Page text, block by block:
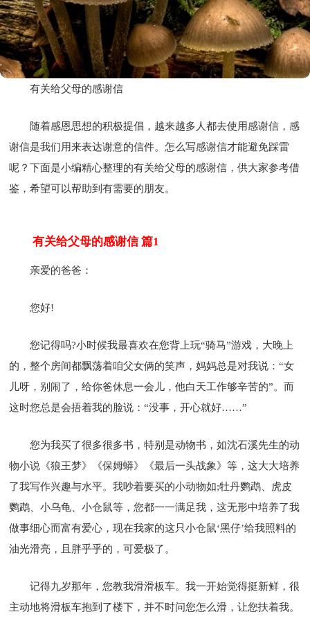
有关给父母的感谢信
随着感恩思想的积极提倡，越来越多人都去使用感谢信，感
谢信是我们用来表达谢意的信件。怎么写感谢信才能避免踩雷
呢？下面是小编精心整理的有关给父母的感谢信，供大家参考借
鉴，希望可以帮助到有需要的朋友。
有关给父母的感谢信 篇1
亲爱的爸爸：
您好!
您记得吗?小时候我最喜欢在您背上玩“骑马”游戏，大晚上
的，整个房间都飘荡着咱父女俩的笑声，妈妈总是对我说：“女
儿呀，别闹了，给你爸休息一会儿，他白天工作够辛苦的”。而
这时您总是会捂着我的脸说：“没事，开心就好……”
您为我买了很多很多书，特别是动物书，如沈石溪先生的动
物小说《狼王梦》《保姆蟒》《最后一头战象》等，这大大培养
了我写作兴趣与水平。我吵着要买的小动物如;牡丹鹦鹉、虎皮
鹦鹉、小乌龟、小仓鼠等，您都一一满足我，这无形中培养了我
做事细心而富有爱心，现在我家的这只小仓鼠‘黑仔’给我照料的
油光滑亮，且胖乎乎的，可爱极了。
记得九岁那年，您教我滑滑板车。我一开始觉得挺新鲜，很
主动地将滑板车抱到了楼下，并不时问您怎么滑，让您扶着我。